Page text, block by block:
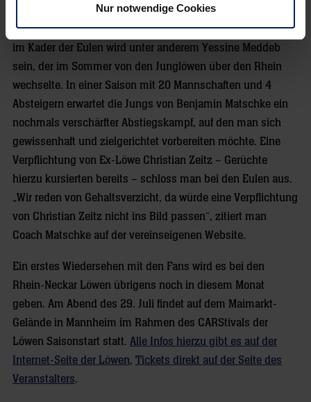
Nur notwendige Cookies
Zeitgleich mit den Löwen am 20. Juli steigen die Nachbarn
aus Ludwigshafen wieder in den Trainingsbetrieb ein. Neu
im Kader der Eulen wird unter anderem Yessine Meddeb
sein, der im Sommer von den Junglöwen über den Rhein
wechselte. In einer Saison mit 20 Mannschaften und 4
Absteigern erwartet die Jungs von Benjamin Matschke ein
nochmals verschärfter Abstiegskampf, auf den man sich
gewissenhaft und zielgerichtet vorbereiten möchte. Eine
Verpflichtung von Ex-Löwe Christian Zeitz – Gerüchte
hierzu kursierten bereits – schloss man bei den Eulen aus.
„Wir reden von Gehaltsverzicht, da würde eine Verpflichtung
von Christian Zeitz nicht ins Bild passen“, zitiert man
Coach Matschke auf der vereinseigenen Website.
Ein erstes Wiedersehen mit den Fans wird es bei den
Rhein-Neckar Löwen übrigens noch in diesem Monat
geben. Am Abend des 29. Juli findet auf dem Maimarkt-
Gelände in Mannheim im Rahmen des CARStivals der
Löwen Saisonstart statt. Alle Infos hierzu gibt es auf der
Internet-Seite der Löwen, Tickets direkt auf der Seite des
Veranstalters.